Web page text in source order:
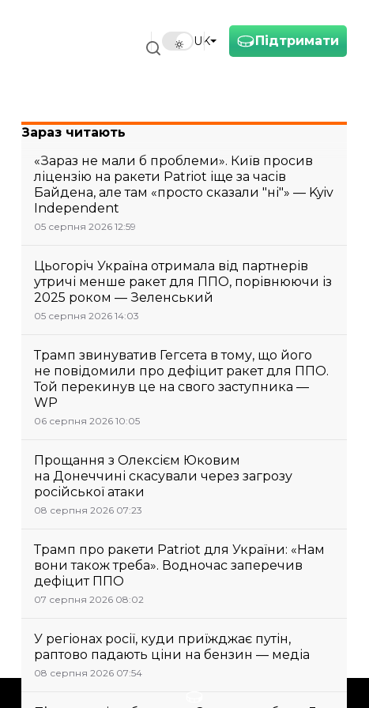
Підтримати
UK
Зараз читають
«Зараз не мали б проблеми». Київ просив
ліцензію на ракети Patriot іще за часів
Байдена, але там «просто сказали "ні"» — Kyiv
Independent
05 серпня 2026 12:59
Цьогоріч Україна отримала від партнерів
утричі менше ракет для ППО, порівнюючи із
2025 роком — Зеленський
05 серпня 2026 14:03
Трамп звинуватив Гегсета в тому, що його
не повідомили про дефіцит ракет для ППО.
Той перекинув це на свого заступника —
WP
06 серпня 2026 10:05
Прощання з Олексієм Юковим
на Донеччині скасували через загрозу
російської атаки
08 серпня 2026 07:23
Трамп про ракети Patriot для України: «Нам
вони також треба». Водночас заперечив
дефіцит ППО
07 серпня 2026 08:02
У регіонах росії, куди приїжджає путін,
раптово падають ціни на бензин — медіа
08 серпня 2026 07:54